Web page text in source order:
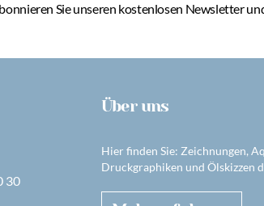
Sie unseren kostenlosen Newsletter
30
Über uns
Hier finden Sie: Zeichnungen,
Druckgraphiken und Ölskizzen